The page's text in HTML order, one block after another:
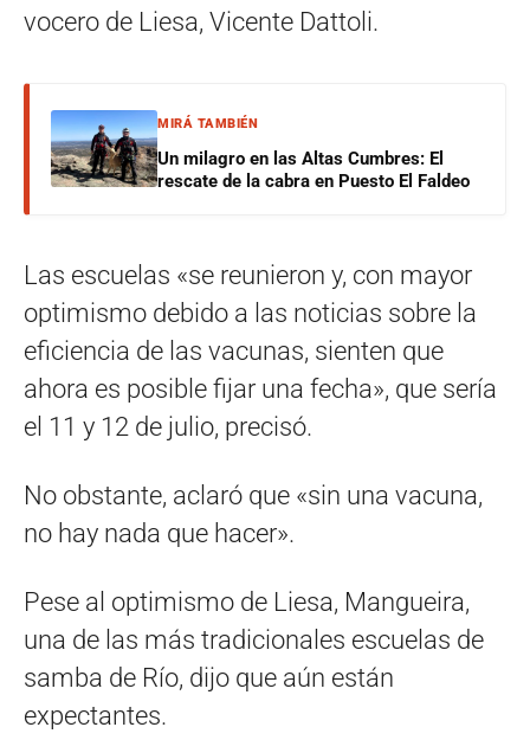
vocero de Liesa, Vicente Dattoli.
MIRÁ TAMBIÉN
Un milagro en las Altas Cumbres: El
rescate de la cabra en Puesto El Faldeo
Las escuelas «se reunieron y, con mayor
optimismo debido a las noticias sobre la
eficiencia de las vacunas, sienten que
ahora es posible fijar una fecha», que sería
el 11 y 12 de julio, precisó.
No obstante, aclaró que «sin una vacuna,
no hay nada que hacer».
Pese al optimismo de Liesa, Mangueira,
una de las más tradicionales escuelas de
samba de Río, dijo que aún están
expectantes.